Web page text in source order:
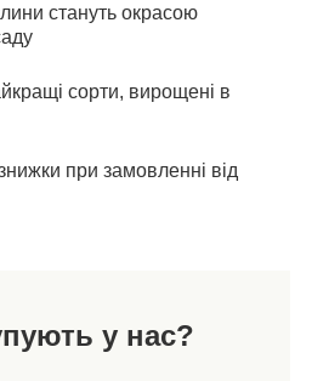
стануть окрасою
сорти, вирощені в
при замовленні від
у нас?